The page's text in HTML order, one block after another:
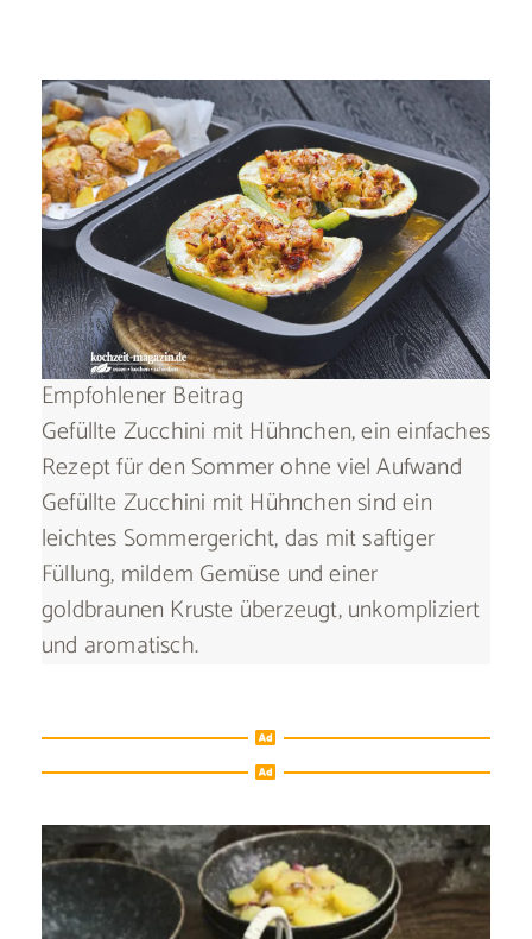
Empfohlener Beitrag
Gefüllte Zucchini mit Hühnchen, ein einfaches
Rezept für den Sommer ohne viel Aufwand
Gefüllte Zucchini mit Hühnchen sind ein
leichtes Sommergericht, das mit saftiger
Füllung, mildem Gemüse und einer
goldbraunen Kruste überzeugt, unkompliziert
und aromatisch.